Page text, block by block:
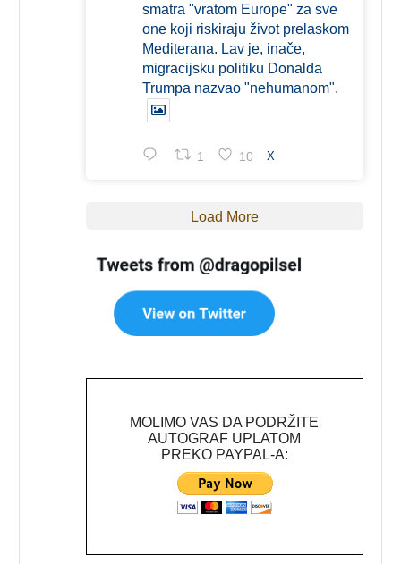
smatra "vratom Europe" za sve
one koji riskiraju život prelaskom
Mediterana. Lav je, inače,
migracijsku politiku Donalda
Trumpa nazvao "nehumanom".
1 10 X
Load More
MOLIMO VAS DA PODRŽITE
AUTOGRAF UPLATOM
PREKO PAYPAL-A: